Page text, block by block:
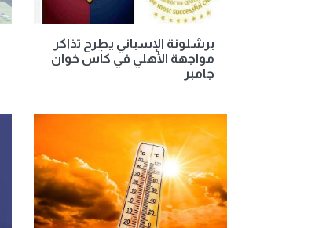
برشلونة الإسباني يطرح تذاكر
مواجهة الأهلي في كأس خوان
جامبر